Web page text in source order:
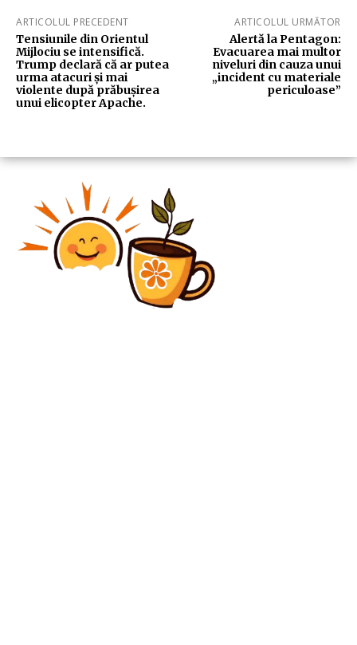
ARTICOLUL PRECEDENT
Tensiunile din Orientul
Mijlociu se intensifică.
Trump declară că ar putea
urma atacuri și mai
violente după prăbușirea
unui elicopter Apache.
ARTICOLUL URMĂTOR
Alertă la Pentagon:
Evacuarea mai multor
niveluri din cauza unui
„incident cu materiale
periculoase”